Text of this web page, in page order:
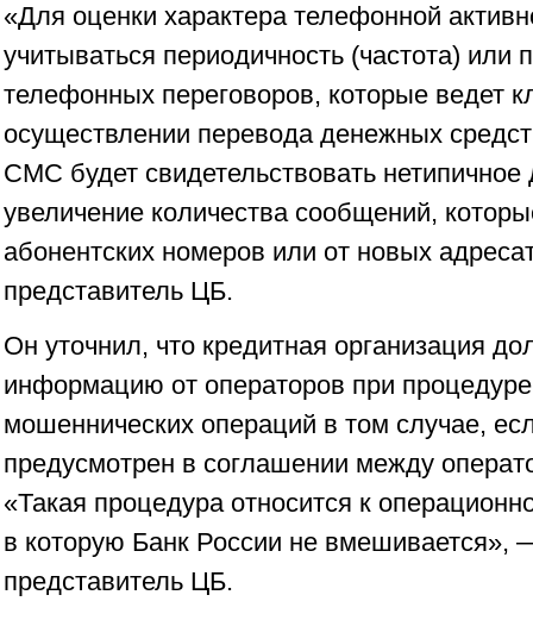
«Для оценки характера телефонной
учитываться периодичность (частота) или
телефонных переговоров, которые ведет
осуществлении перевода денежных
СМС будет свидетельствовать нетипичное
увеличение количества сообщений,
абонентских номеров или от новых
представитель ЦБ.
Он уточнил, что кредитная организация
информацию от операторов при
мошеннических операций в том случае,
предусмотрен в соглашении между
«Такая процедура относится к
в которую Банк России не вмешивается»,
представитель ЦБ.